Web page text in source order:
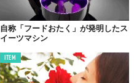
© Unnecessary Inventions／Instagram
自称「フードおたく」が発明したス
イーツマシン
ITEM